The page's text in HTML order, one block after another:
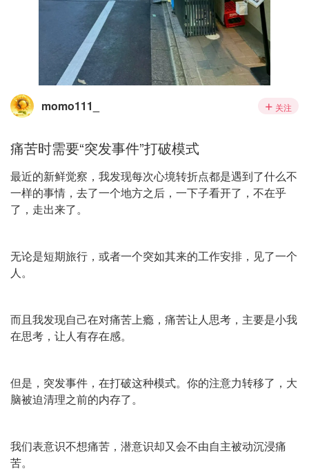
momo111_ 关注
痛苦时需要“突发事件”打破模式
最近的新鲜觉察，我发现每次心境转折点都是遇到了什么不
一样的事情，去了一个地方之后，一下子看开了，不在乎
了，走出来了。
无论是短期旅行，或者一个突如其来的工作安排，见了一个
人。
而且我发现自己在对痛苦上瘾，痛苦让人思考，主要是小我
在思考，让人有存在感。
但是，突发事件，在打破这种模式。你的注意力转移了，大
脑被迫清理之前的内存了。
我们表意识不想痛苦，潜意识却又会不由自主被动沉浸痛
苦。